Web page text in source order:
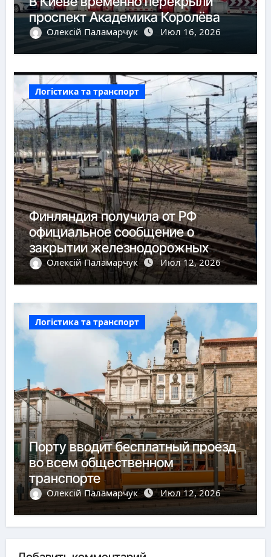
проспект Академика Королёва
Олексій Паламарчук Июл 16, 2026
Логістика та транспорт
Финляндия получила от РФ
официальное сообщение о
закрытии железнодорожных
пунктов пропуска
Олексій Паламарчук Июл 12, 2026
Логістика та транспорт
Порту вводит бесплатный проезд
во всем общественном
транспорте
Олексій Паламарчук Июл 12, 2026